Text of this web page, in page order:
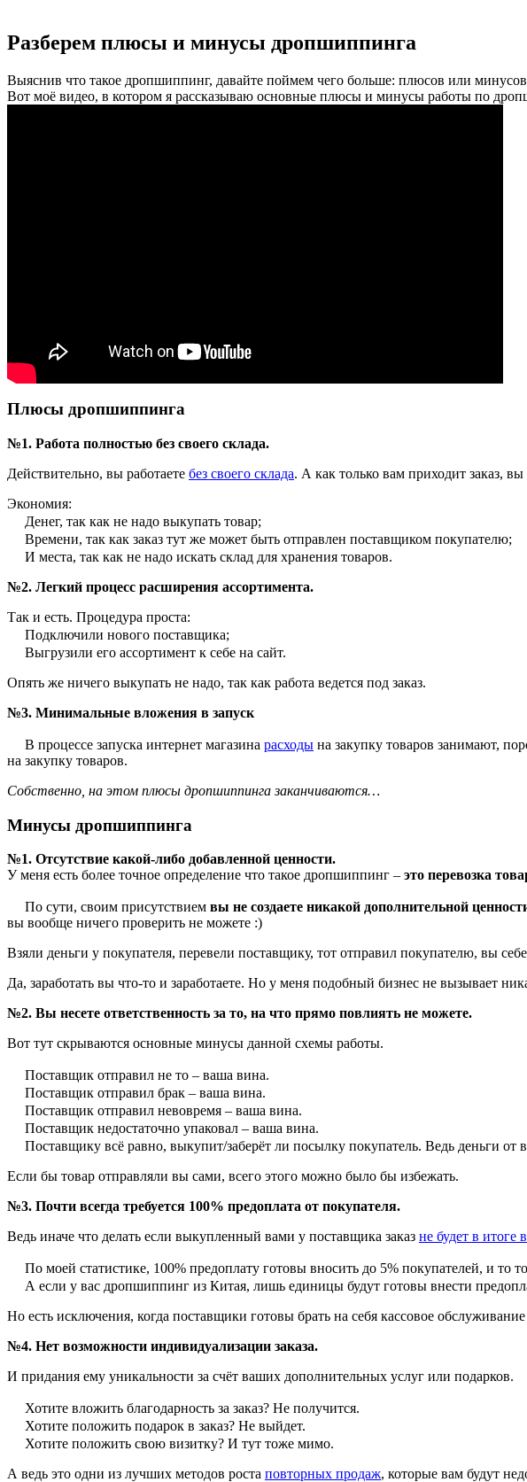
Разберем плюсы и минусы дропшиппинга
Выяснив что такое дропшиппинг, давайте поймем чего больше: плюсов или
Вот моё видео, в котором я рассказываю основные плюсы и минусы работы по
Плюсы дропшиппинга
№1. Работа полностью без своего склада.
Действительно, вы работаете без своего склада. А как только вам приходит заказ,
Экономия:
Денег, так как не надо выкупать товар;
Времени, так как заказ тут же может быть отправлен поставщиком покупателю;
И места, так как не надо искать склад для хранения товаров.
№2. Легкий процесс расширения ассортимента.
Так и есть. Процедура проста:
Подключили нового поставщика;
Выгрузили его ассортимент к себе на сайт.
Опять же ничего выкупать не надо, так как работа ведется под заказ.
№3. Минимальные вложения в запуск
В процессе запуска интернет магазина расходы на закупку товаров занимают,
на закупку товаров.
Собственно, на этом плюсы дропшиппинга заканчиваются…
Минусы дропшиппинга
№1. Отсутствие какой-либо добавленной ценности.
У меня есть более точное определение что такое дропшиппинг – это перевозка
По сути, своим присутствием вы не создаете никакой дополнительной
вы вообще ничего проверить не можете :)
Взяли деньги у покупателя, перевели поставщику, тот отправил покупателю, вы
Да, заработать вы что-то и заработаете. Но у меня подобный бизнес не вызывает
№2. Вы несете ответственность за то, на что прямо повлиять не можете.
Вот тут скрываются основные минусы данной схемы работы.
Поставщик отправил не то – ваша вина.
Поставщик отправил брак – ваша вина.
Поставщик отправил невовремя – ваша вина.
Поставщик недостаточно упаковал – ваша вина.
Поставщику всё равно, выкупит/заберёт ли посылку покупатель. Ведь деньги от
Если бы товар отправляли вы сами, всего этого можно было бы избежать.
№3. Почти всегда требуется 100% предоплата от покупателя.
Ведь иначе что делать если выкупленный вами у поставщика заказ не будет в итоге
По моей статистике, 100% предоплату готовы вносить до 5% покупателей, и то
А если у вас дропшиппинг из Китая, лишь единицы будут готовы внести
Но есть исключения, когда поставщики готовы брать на себя кассовое
№4. Нет возможности индивидуализации заказа.
И придания ему уникальности за счёт ваших дополнительных услуг или подарков.
Хотите вложить благодарность за заказ? Не получится.
Хотите положить подарок в заказ? Не выйдет.
Хотите положить свою визитку? И тут тоже мимо.
А ведь это одни из лучших методов роста повторных продаж, которые вам будут